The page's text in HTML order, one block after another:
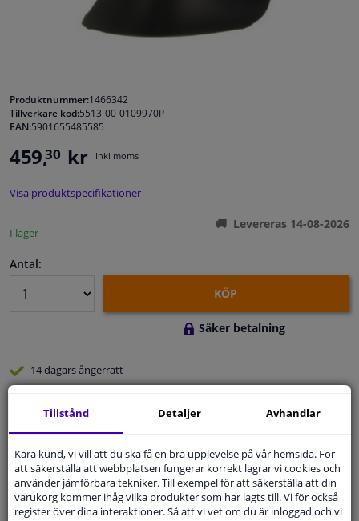
Fönster & Tillbehör
Bilvård & Tillbehör
Verkstad & Verktyg
Husbil, motorcykel, cykel & båt
Sensorer & Elsystem
Produktnummer:1466342
Tillverkare kod:5513-00-0109970P
EAN:5901655485585
459,30 kr Inkl moms
Visa produktspecifikationer
I lager
Levereras 14-08-2026
Antal:
KÖP
Säker betalning
14 dagarsångerrätt
Leverans inom 4 dagar
Kundservice:Inte Tillgänglig Via Telefon
Ställ din fråga hos våra produktspecialister.
Tillstånd Detaljer Avhandlar
Kära kund, vi vill att du ska få en bra upplevelse på vår hemsida. För
att säkerställa att webbplatsen fungerar korrekt lagrar vi cookies och
använder jämförbara tekniker. Till exempel för att säkerställa att din
varukorg kommer ihåg vilka produkter som har lagts till. Vi för också
register över dina interaktioner. Så att vi vet om du är inloggad och vi